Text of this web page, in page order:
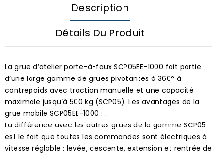
Description
Détails Du Produit
La grue d’atelier porte-à-faux SCP05EE-1000 fait partie
d’une large gamme de grues pivotantes à 360° à
contrepoids avec traction manuelle et une capacité
maximale jusqu’à 500 kg (SCP05). Les avantages de la
grue mobile SCP05EE-1000 : .
La différence avec les autres grues de la gamme SCP05
est le fait que toutes les commandes sont électriques à
vitesse réglable : levée, descente, extension et rentrée de